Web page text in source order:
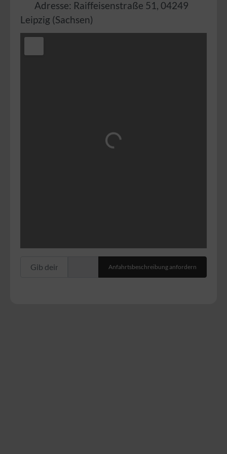
Adresse: Raiffeisenstraße 51, 04249
Leipzig (Sachsen)
Wird geladen …
Anfahrtsbeschreibung anfordern